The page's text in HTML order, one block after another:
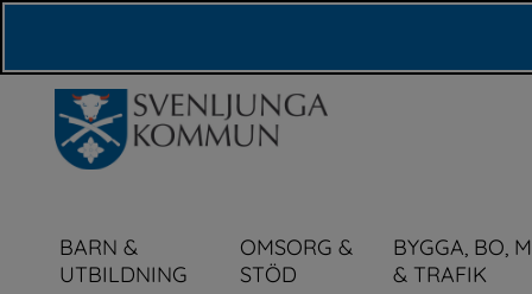
BARN &
UTBILDNING
OMSORG &
STÖD
BYGGA, BO,
& TRAFIK